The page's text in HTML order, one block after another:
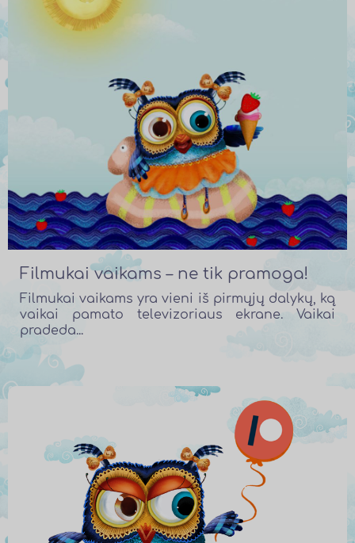
Filmukai vaikams – ne tik pramoga!
Filmukai vaikams yra vieni iš pirmųjų dalykų, ką
vaikai pamato televizoriaus ekrane. Vaikai
pradeda...